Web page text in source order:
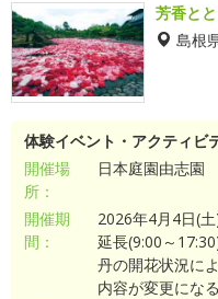
芳香と
島根
体験イベント・アクティビ
開催場
所：
日本庭園由志園
開催期
間：
2026年4月4日(
延長(9:00～
丹の開花状況に
内容が変更にな